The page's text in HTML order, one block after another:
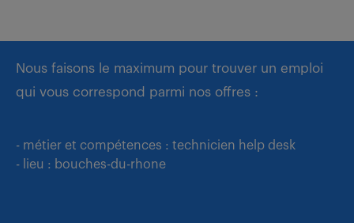
Nous faisons le maximum pour trouver un emploi
qui vous correspond parmi nos offres :
- métier et compétences : technicien help desk
- lieu : bouches-du-rhone